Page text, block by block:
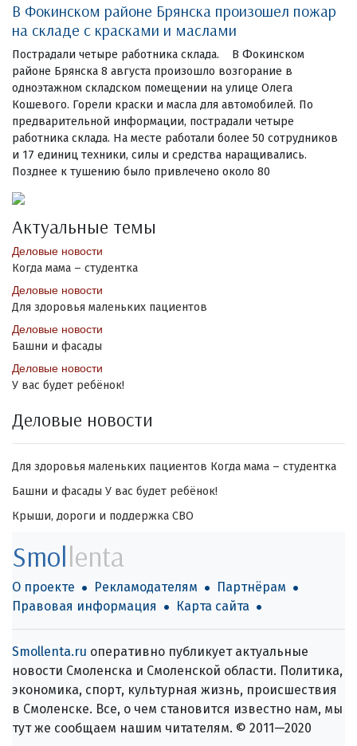
В Фокинском районе Брянска произошел пожар
на складе с красками и маслами
Пострадали четыре работника склада. В Фокинском
районе Брянска 8 августа произошло возгорание в
одноэтажном складском помещении на улице Олега
Кошевого. Горели краски и масла для автомобилей. По
предварительной информации, пострадали четыре
работника склада. На месте работали более 50 сотрудников
и 17 единиц техники, силы и средства наращивались.
Позднее к тушению было привлечено около 80
Актуальные темы
Деловые новости
Когда мама – студентка
Деловые новости
Для здоровья маленьких пациентов
Деловые новости
Башни и фасады
Деловые новости
У вас будет ребёнок!
Деловые новости
Для здоровья маленьких пациентов Когда мама – студентка
Башни и фасады У вас будет ребёнок!
Крыши, дороги и поддержка СВО
Smollenta
О проекте Рекламодателям
Партнёрам
Правовая информация
Карта сайта
Smollenta.ru оперативно публикует актуальные
новости Смоленска и Смоленской области. Политика,
экономика, спорт, культурная жизнь, происшествия
в Смоленске. Все, о чем становится известно нам, мы
тут же сообщаем нашим читателям. © 2011—2020